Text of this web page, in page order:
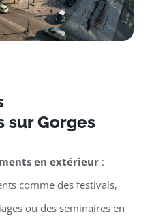
Gorges
en extérieur:
comme des festivals,
ou des séminaires en